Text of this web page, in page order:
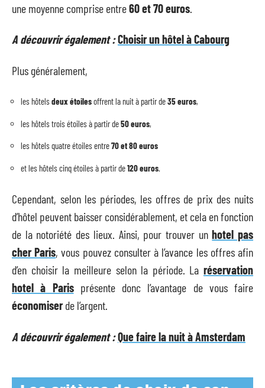
une moyenne comprise entre60 et 70 euros
A découvrir également :Choisir un hôtel à Cabourg
Plus généralement,
les hôtels deux étoilesoffrent la nuit à partir de35 euros,
les hôtels trois étoiles à partir de50 euros,
les hôtels quatre étoiles entre70 et 80 euros
et les hôtels cinq étoiles à partir de120 euros
Cependant, selon les périodes, les offres de prix des nuits
d’hôtel peuvent baisser considérablement, et cela en fonction
de la notoriété des lieux. Ainsi, pour trouver unhotel pas
cher Paris, vous pouvez consulter à l’avance les offres afin
d’en choisir la meilleure selon la période. La réservation
hotel à Parisprésente donc l’avantage de vous faire
économiserde l’argent.
A découvrir également :Que faire la nuit à Amsterdam